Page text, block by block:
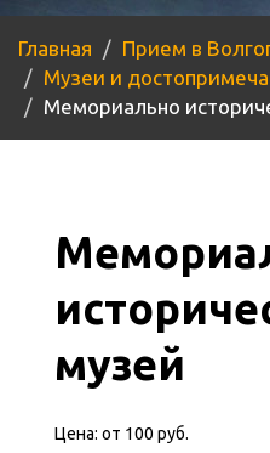
Главная
Прием в
Музеи и
Мемориально
музей
Цена: от 100 руб.